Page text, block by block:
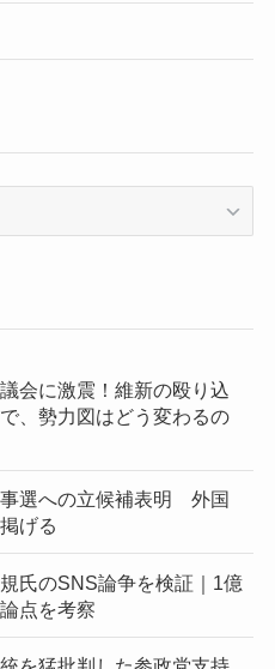
会に激震！維新の殴り込
、勢力図はどう変わるの
選への立候補表明 外国
げる
氏のSNS論争を検証｜1億
点を考察